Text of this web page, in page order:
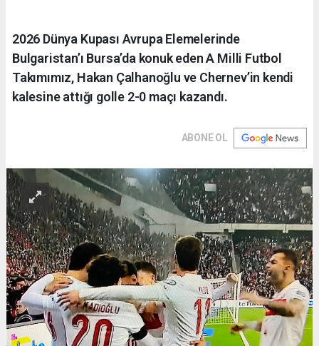
2026 Dünya Kupası Avrupa Elemelerinde
Bulgaristan’ı Bursa’da konuk eden A Milli Futbol
Takımımız, Hakan Çalhanoğlu ve Chernev’in kendi
kalesine attığı golle 2-0 maçı kazandı.
ABONE OL